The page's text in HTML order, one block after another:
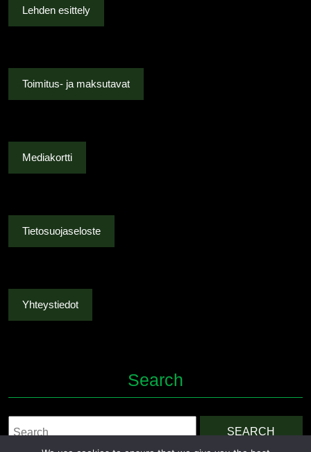
Lehden esittely
Toimitus- ja maksutavat
Mediakortti
Tietosuojaseloste
Yhteystiedot
Search